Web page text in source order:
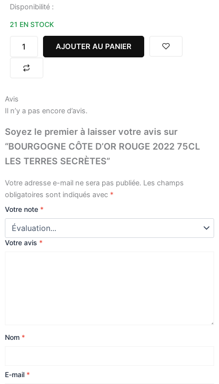
Disponibilité :
21 EN STOCK
quantité
BOURGOGNE
D'OR
2022
75CL
SECRÈTES
AJOUTER AU PANIER
Avis
Il n’y a pas encore d’avis.
Soyez le premier à laisser votre avis sur
“BOURGOGNE CÔTE D’OR ROUGE 2022 75CL
LES TERRES SECRÈTES”
Votre adresse e-mail ne sera pas publiée. Les champs
obligatoires sont indiqués avec *
Votre note *
Votre avis *
Nom *
E-mail *